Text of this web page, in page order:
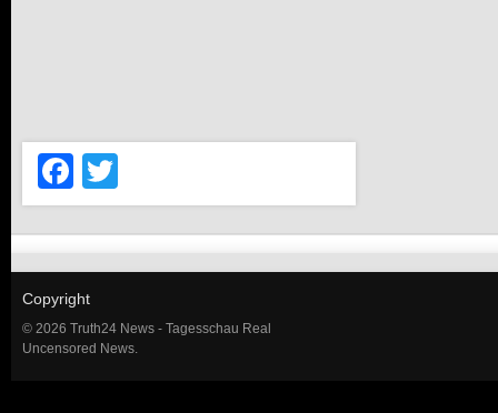
Facebook
Copyright
© 2026 Truth24 News - Tagesschau Real
Uncensored News.